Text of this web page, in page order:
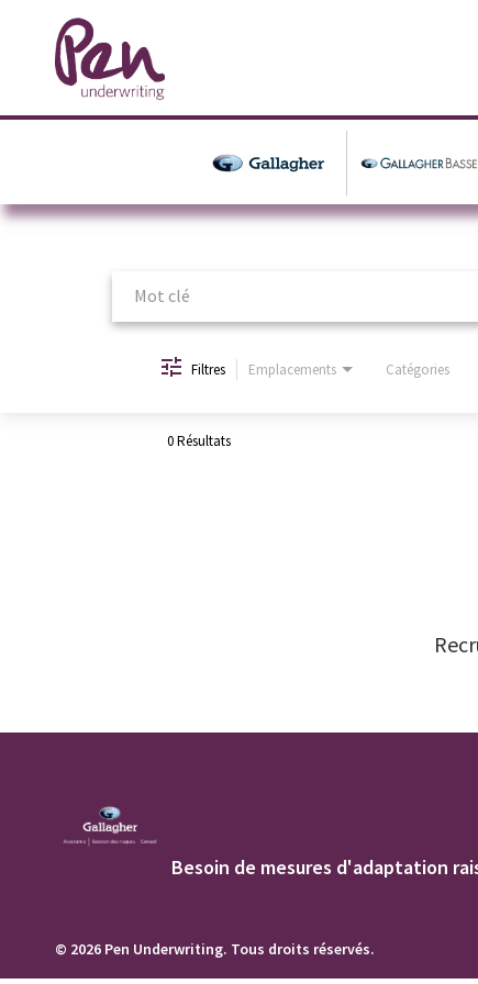
Job Search Page
Filtres Emplacements Catégories
0 Résultats
Besoin de mesures d'adaptation
© 2026 Pen Underwriting. Tous droits réservés.